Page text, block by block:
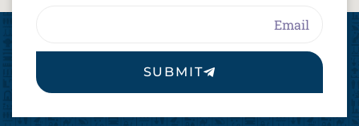
SUBMIT